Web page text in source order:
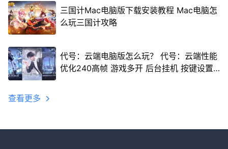
三国计Mac电脑版下载安装教程 Mac电脑怎
么玩三国计攻略
代号：云端电脑版怎么玩？ 代号：云端性能
优化240高帧 游戏多开 后台挂机 按键设置
查看更多